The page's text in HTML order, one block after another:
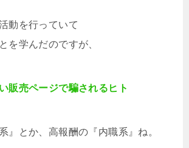
動を行っていて
を学んだのですが、
販売ページで騙されるヒト
』とか、高報酬の『内職系』ね。